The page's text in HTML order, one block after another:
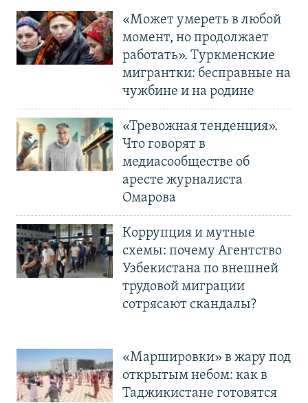
«Может умереть в любой
момент, но продолжает
работать». Туркменские
мигрантки: бесправные на
чужбине и на родине
«Тревожная тенденция».
Что говорят в
медиасообществе об
аресте журналиста
Омарова
Коррупция и мутные
схемы: почему Агентство
Узбекистана по внешней
трудовой миграции
сотрясают скандалы?
«Маршировки» в жару под
открытым небом: как в
Таджикистане готовятся